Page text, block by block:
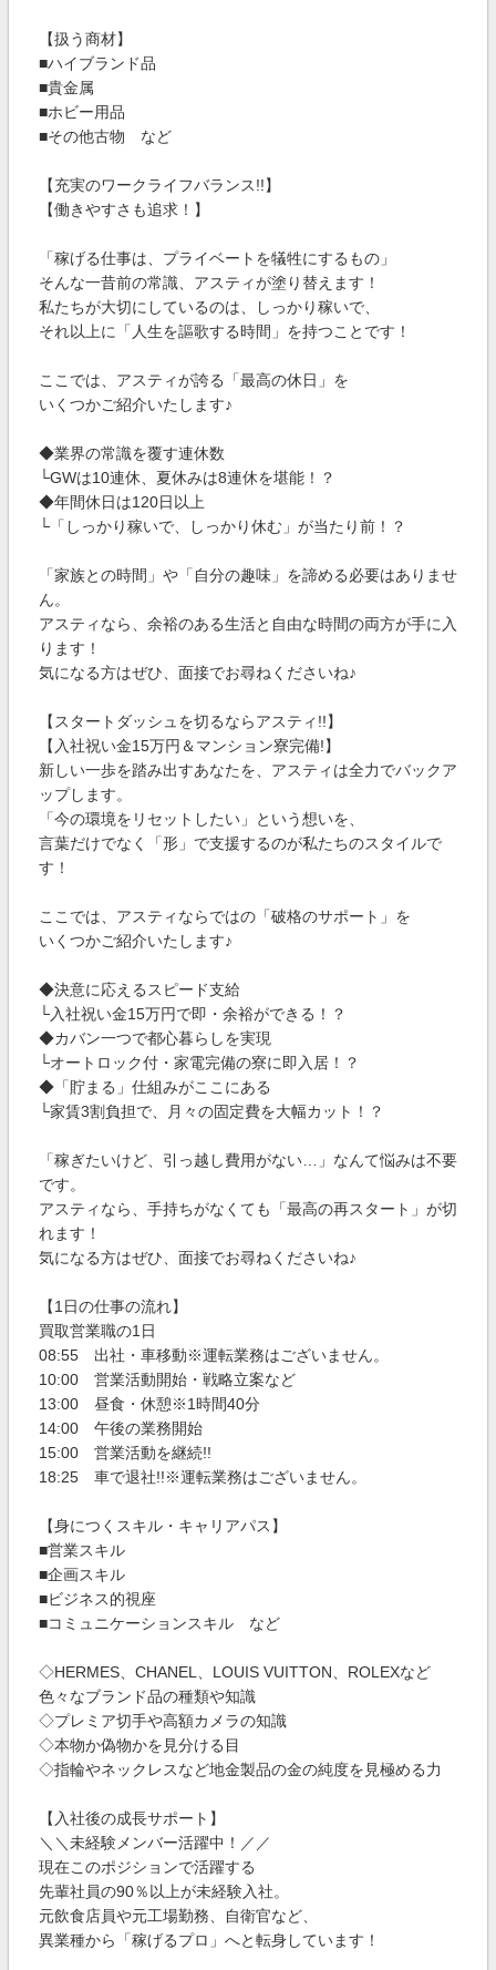
【扱う商材】
■ハイブランド品
■貴金属
■ホビー用品
■その他古物 など
【充実のワークライフバランス!!】
【働きやすさも追求！】
「稼げる仕事は、プライベートを犠牲にするもの」
そんな一昔前の常識、アスティが塗り替えます！
私たちが大切にしているのは、しっかり稼いで、
それ以上に「人生を謳歌する時間」を持つことです！
ここでは、アスティが誇る「最高の休日」を
いくつかご紹介いたします♪
◆業界の常識を覆す連休数
└GWは10連休、夏休みは8連休を堪能！？
◆年間休日は120日以上
└「しっかり稼いで、しっかり休む」が当たり前！？
「家族との時間」や「自分の趣味」を諦める必要はありませ
ん。
アスティなら、余裕のある生活と自由な時間の両方が手に入
ります！
気になる方はぜひ、面接でお尋ねくださいね♪
【スタートダッシュを切るならアスティ!!】
【入社祝い金15万円＆マンション寮完備!】
新しい一歩を踏み出すあなたを、アスティは全力でバックア
ップします。
「今の環境をリセットしたい」という想いを、
言葉だけでなく「形」で支援するのが私たちのスタイルで
す！
ここでは、アスティならではの「破格のサポート」を
いくつかご紹介いたします♪
◆決意に応えるスピード支給
└入社祝い金15万円で即・余裕ができる！？
◆カバン一つで都心暮らしを実現
└オートロック付・家電完備の寮に即入居！？
◆「貯まる」仕組みがここにある
└家賃3割負担で、月々の固定費を大幅カット！？
「稼ぎたいけど、引っ越し費用がない…」なんて悩みは不要
です。
アスティなら、手持ちがなくても「最高の再スタート」が切
れます！
気になる方はぜひ、面接でお尋ねくださいね♪
【1日の仕事の流れ】
買取営業職の1日
08:55 出社・車移動※運転業務はございません。
10:00 営業活動開始・戦略立案など
13:00 昼食・休憩※1時間40分
14:00 午後の業務開始
15:00 営業活動を継続!!
18:25 車で退社!!※運転業務はございません。
【身につくスキル・キャリアパス】
■営業スキル
■企画スキル
■ビジネス的視座
■コミュニケーションスキル など
◇HERMES、CHANEL、LOUIS VUITTON、ROLEXなど
色々なブランド品の種類や知識
◇プレミア切手や高額カメラの知識
◇本物か偽物かを見分ける目
◇指輪やネックレスなど地金製品の金の純度を見極める力
【入社後の成長サポート】
＼＼未経験メンバー活躍中！／／
現在このポジションで活躍する
先輩社員の90％以上が未経験入社。
元飲食店員や元工場勤務、自衛官など、
異業種から「稼げるプロ」へと転身しています！